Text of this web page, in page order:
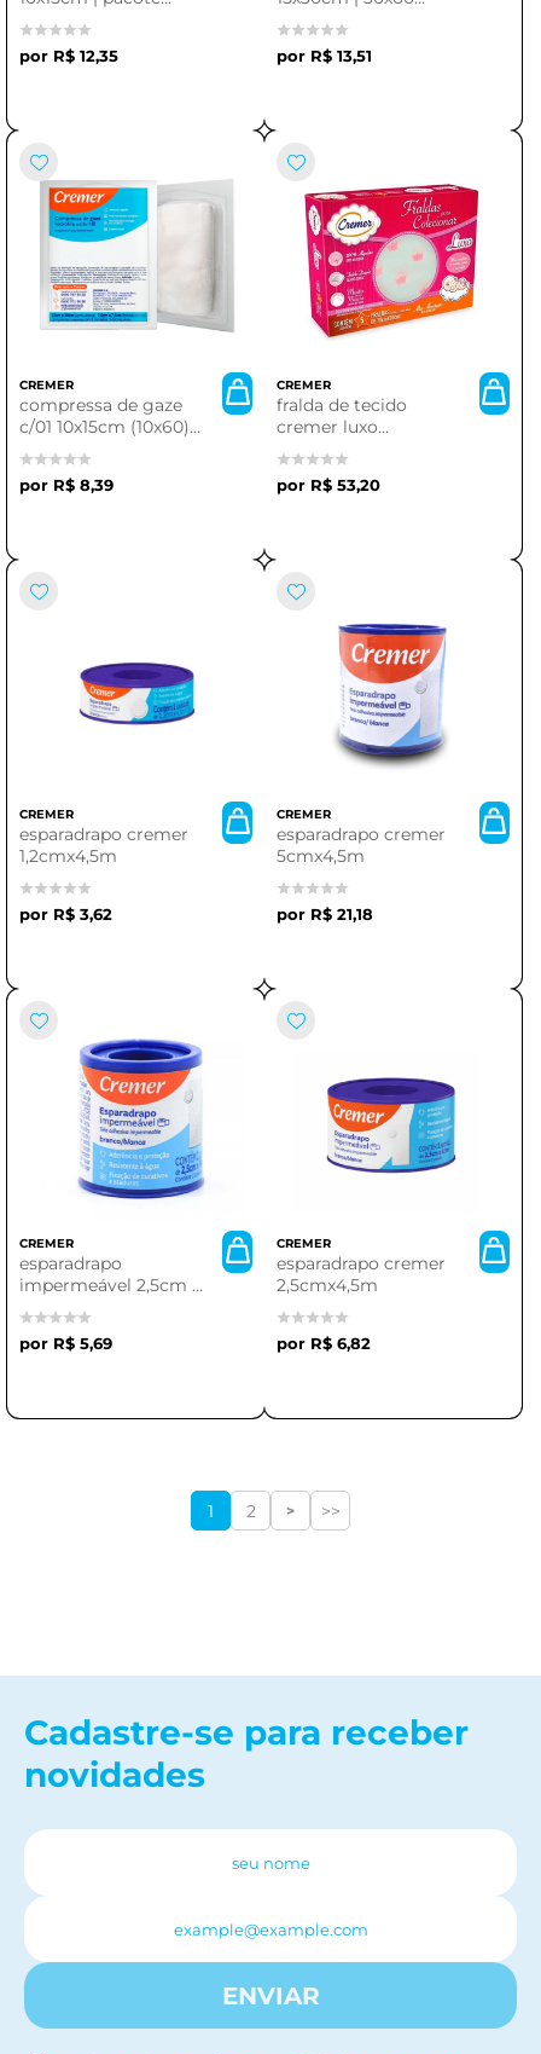
com 01 unidade
R$ 12,35
estilo algodão eto
R$ 13,51
CREMER
compressa de gaze
c/01 10x15cm (10x60)
est. algodonada eto
R$ 8,39
CREMER
fralda de tecido
cremer luxo
estampada feminina |
pacote com 5
unidades
R$ 53,20
CREMER
esparadrapo cremer
1,2cmx4,5m
R$ 3,62
CREMER
esparadrapo cremer
5cmx4,5m
R$ 21,18
CREMER
esparadrapo
impermeável 2,5cm |
ideal para proteção e
curativos
R$ 5,69
CREMER
esparadrapo cremer
2,5cmx4,5m
R$ 6,82
1 2 > >>
Cadastre-se para receber
novidades
ENVIAR